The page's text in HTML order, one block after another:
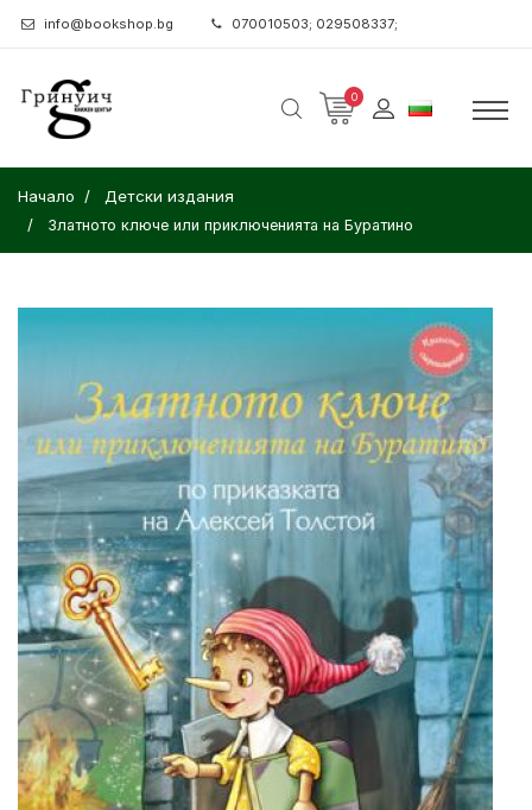
info@bookshop.bg 070010503; 029508337;
0
Начало Детски издания
Златното ключе или приключенията на Буратино